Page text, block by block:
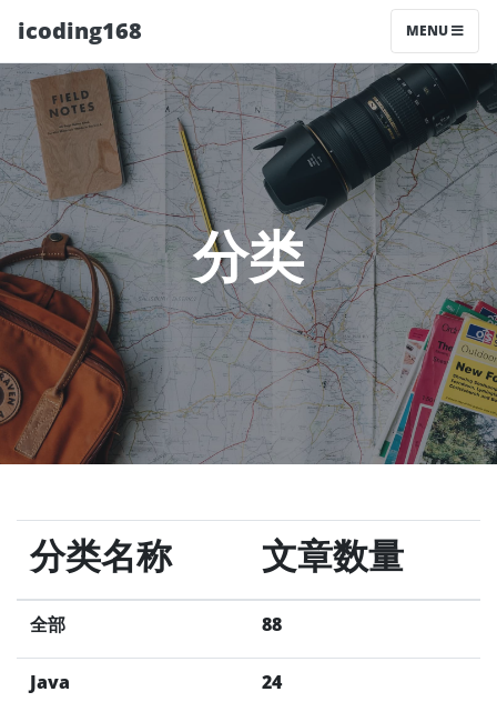
icoding168 MENU
分类
分类名称 文章数量
全部 88
Java 24